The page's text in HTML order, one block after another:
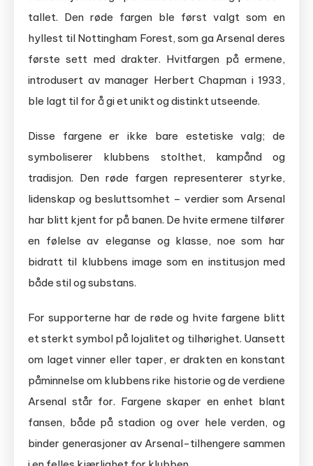
tallet. Den røde fargen ble først valgt som en
hyllest til Nottingham Forest, som ga Arsenal deres
første sett med drakter. Hvitfargen på ermene,
introdusert av manager Herbert Chapman i 1933,
ble lagt til for å gi et unikt og distinkt utseende.
Disse fargene er ikke bare estetiske valg; de
symboliserer klubbens stolthet, kampånd og
tradisjon. Den røde fargen representerer styrke,
lidenskap og besluttsomhet – verdier som Arsenal
har blitt kjent for på banen. De hvite ermene tilfører
en følelse av eleganse og klasse, noe som har
bidratt til klubbens image som en institusjon med
både stil og substans.
For supporterne har de røde og hvite fargene blitt
et sterkt symbol på lojalitet og tilhørighet. Uansett
om laget vinner eller taper, er drakten en konstant
påminnelse om klubbens rike historie og de verdiene
Arsenal står for. Fargene skaper en enhet blant
fansen, både på stadion og over hele verden, og
binder generasjoner av Arsenal-tilhengere sammen